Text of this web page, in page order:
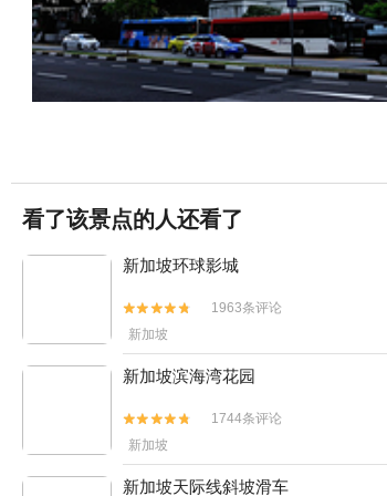
看了该景点的人还看了
新加坡环球影城


1963条评论
新加坡
新加坡滨海湾花园


1744条评论
新加坡
新加坡天际线斜坡滑车